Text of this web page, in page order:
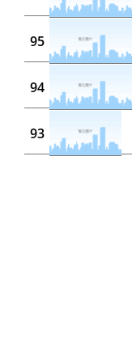
95
94
93